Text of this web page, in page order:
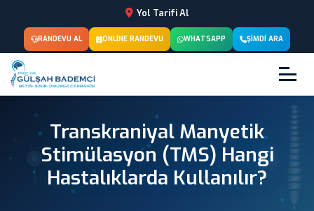
Yol Tarifi Al
RANDEVU AL ONLINE RANDEVU WHATSAPP ŞIMDI ARA
Transkraniyal Manyetik
Stimülasyon (TMS) Hangi
Hastalıklarda Kullanılır?